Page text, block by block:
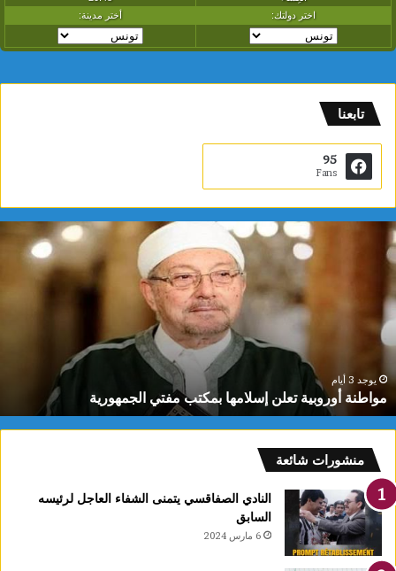
تابعنا
95
Fans
م
و
ا
ط
ن
ة
ر
ب
ي
ع
ل
س
يوجد 3 أيام
مواطنة أوروبية تعلن إسلامها بمكتب مفتي الجمهورية
منشورات شائعة
النادي الصفاقسي يتمنى الشفاء العاجل لرئيسه
السابق
6 مارس 2024